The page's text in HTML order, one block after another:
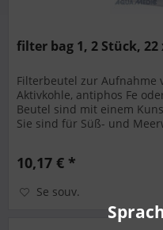
filter bag 1, 2 Stück, 22
Filterbeutel zur Aufnahme
Aktivkohle, antiphos Fe
Beutel sind mit einem
Sie sind für Süß- und
10,17 € *
Se souv.